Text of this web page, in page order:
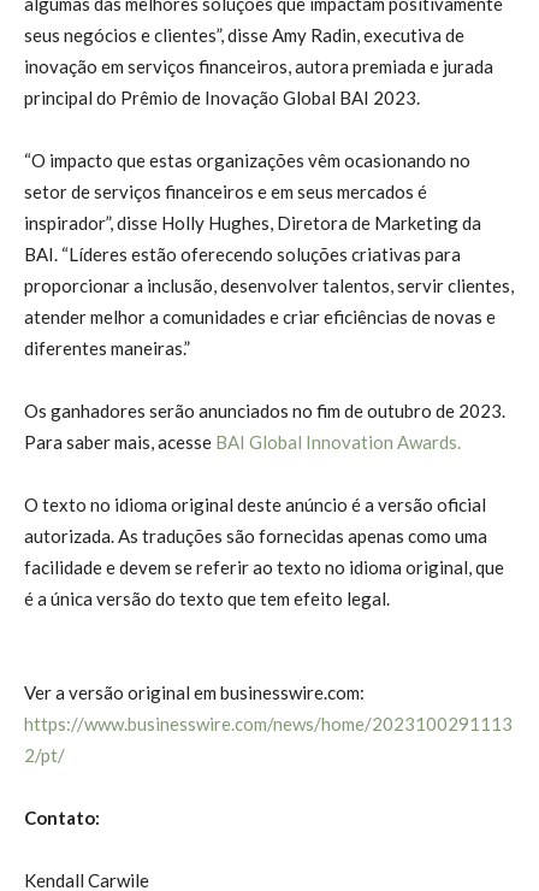
seus negócios e clientes”, disse Amy Radin, executiva de
inovação em serviços financeiros, autora premiada e jurada
principal do Prêmio de Inovação Global BAI 2023.
“O impacto que estas organizações vêm ocasionando no
setor de serviços financeiros e em seus mercados é
inspirador”, disse Holly Hughes, Diretora de Marketing da
BAI. “Líderes estão oferecendo soluções criativas para
proporcionar a inclusão, desenvolver talentos, servir clientes,
atender melhor a comunidades e criar eficiências de novas e
diferentes maneiras.”
Os ganhadores serão anunciados no fim de outubro de 2023.
Para saber mais, acesse BAI Global Innovation Awards.
O texto no idioma original deste anúncio é a versão oficial
autorizada. As traduções são fornecidas apenas como uma
facilidade e devem se referir ao texto no idioma original, que
é a única versão do texto que tem efeito legal.
Ver a versão original em businesswire.com:
https://www.businesswire.com/news/home/2023100291113
2/pt/
Contato:
Kendall Carwile